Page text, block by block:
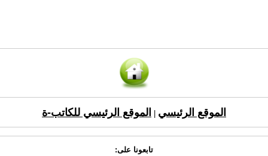
الموقع الرئيسي الموقع الرئيسي للكاتب-ة
تابعونا على: